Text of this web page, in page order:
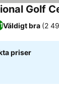
Golf
Väldigt bra (2
priser